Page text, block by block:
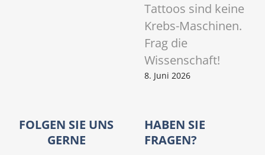
Tattoos sind keine
Krebs-Maschinen.
Frag die
Wissenschaft!
8. Juni 2026
FOLGEN SIE UNS
GERNE
HABEN SIE
FRAGEN?